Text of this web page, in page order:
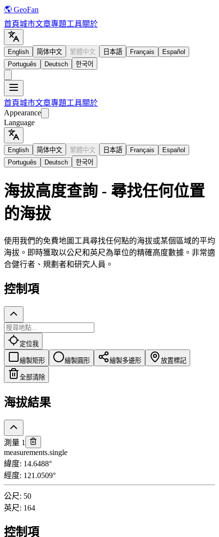
🌎 GeoFan
首頁城市文章專題工具關於
English 简体中文 繁體中文 日本語 Français
Español
Português
Deutsch 한국어
首頁城市文章專題工具關於
Appearance
Language
English 简体中文 繁體中文 日本語 Français
Español
Português
Deutsch 한국어
海拔高度查詢 - 尋找任何位置
的海拔
使用我們的免費地圖工具尋找任何點的海拔或某個區域的平均
海拔。即時獲取以公尺和英尺為單位的精確高度數據。非常適
合健行者、規劃者和研究人員。
控制項
定位我
繪製矩形 繪製圓形 繪製多邊形 放置標記
全部清除
海拔結果
測量 1
measurements.single
緯度: 14.6488°
經度: 121.0509°
公尺: 50
英尺: 164
控制項